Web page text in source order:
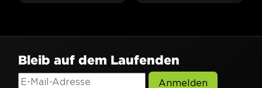
Bleib auf dem Laufenden
Anmelden